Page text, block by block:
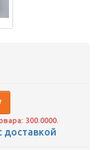
300.0000.
доставкой